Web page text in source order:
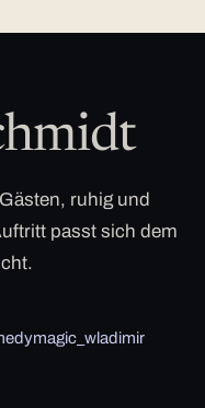
ruhig und
passt sich dem